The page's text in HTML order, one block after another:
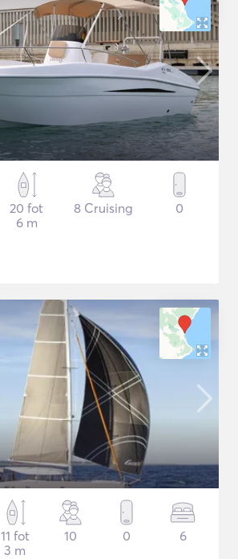
20 fot
6 m
8 Cruising 0
11 fot
3 m
10 0 6